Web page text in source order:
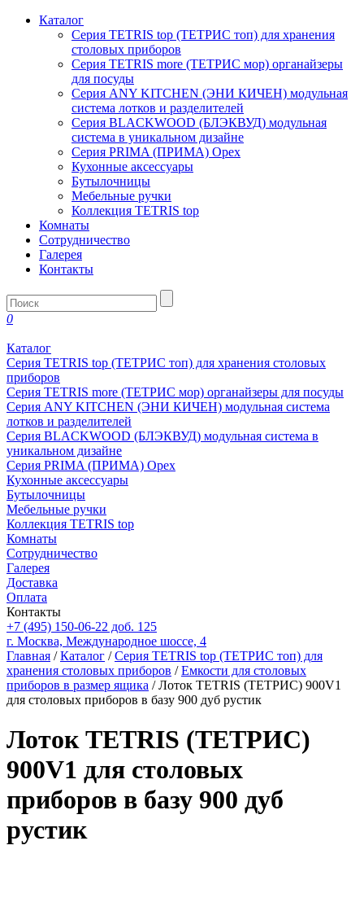
Каталог
Серия TETRIS top (ТЕТРИС топ) для хранения
столовых приборов
Серия TETRIS more (ТЕТРИС мор) органайзеры
для посуды
Серия ANY KITCHEN (ЭНИ КИЧЕН) модульная
система лотков и разделителей
Серия BLACKWOOD (БЛЭКВУД) модульная
система в уникальном дизайне
Серия PRIMA (ПРИМА) Орех
Кухонные аксессуары
Бутылочницы
Мебельные ручки
Коллекция TETRIS top
Комнаты
Сотрудничество
Галерея
Контакты
0
Каталог
Серия TETRIS top (ТЕТРИС топ) для хранения столовых
приборов
Серия TETRIS more (ТЕТРИС мор) органайзеры для посуды
Серия ANY KITCHEN (ЭНИ КИЧЕН) модульная система
лотков и разделителей
Серия BLACKWOOD (БЛЭКВУД) модульная система в
уникальном дизайне
Серия PRIMA (ПРИМА) Орех
Кухонные аксессуары
Бутылочницы
Мебельные ручки
Коллекция TETRIS top
Комнаты
Сотрудничество
Галерея
Доставка
Оплата
Контакты
+7 (495) 150-06-22 доб. 125
г. Москва, Международное шоссе, 4
Главная /Каталог /Серия TETRIS top (ТЕТРИС топ) для
хранения столовых приборов /Емкости для столовых
приборов в размер ящика / Лоток TETRIS (ТЕТРИС) 900V1
для столовых приборов в базу 900 дуб рустик
Лоток TETRIS (ТЕТРИС)
900V1 для столовых
приборов в базу 900 дуб
рустик